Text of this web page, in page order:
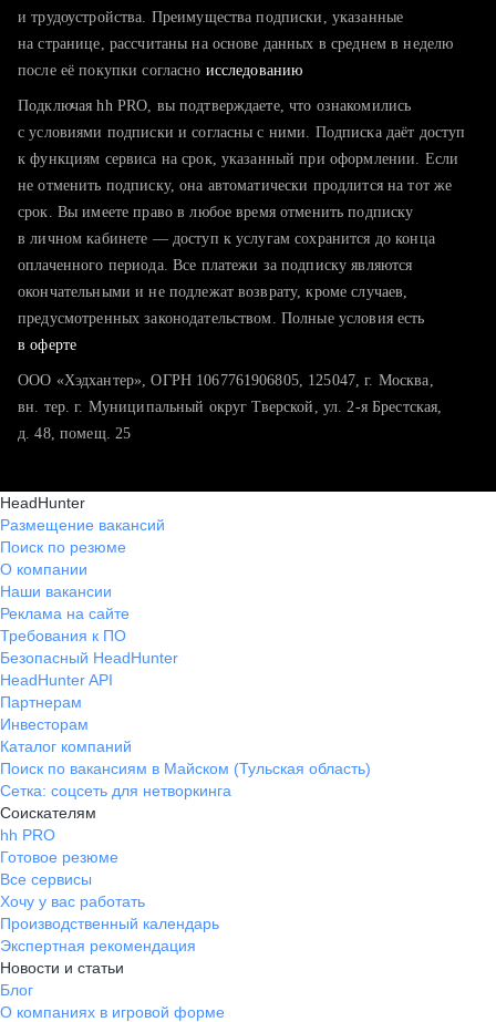
тратите много времени на поиск и вручную поднимаете
хотите сравнить себя с конкурентами и оценить шансы
и трудоустройства. Преимущества подписки, указанные
на странице, рассчитаны на основе данных в среднем в неделю
после её покупки согласно исследованию
Подключая hh PRO, вы подтверждаете, что ознакомились
с условиями подписки и согласны с ними. Подписка даёт доступ
к функциям сервиса на срок, указанный при оформлении. Если
не отменить подписку, она автоматически продлится на тот же
срок. Вы имеете право в любое время отменить подписку
в личном кабинете — доступ к услугам сохранится до конца
оплаченного периода. Все платежи за подписку являются
окончательными и не подлежат возврату, кроме случаев,
предусмотренных законодательством. Полные условия есть
в оферте
ООО «Хэдхантер», ОГРН 1067761906805, 125047, г. Москва,
вн. тер. г. Муниципальный округ Тверской, ул. 2-я Брестская,
д. 48, помещ. 25
HeadHunter
Размещение вакансий
Поиск по резюме
О компании
Наши вакансии
Реклама на сайте
Требования к ПО
Безопасный HeadHunter
HeadHunter API
Партнерам
Инвесторам
Каталог компаний
Поиск по вакансиям в Майском (Тульская область)
Сетка: соцсеть для нетворкинга
Соискателям
hh PRO
Готовое резюме
Все сервисы
Хочу у вас работать
Производственный календарь
Экспертная рекомендация
Новости и статьи
Блог
О компаниях в игровой форме